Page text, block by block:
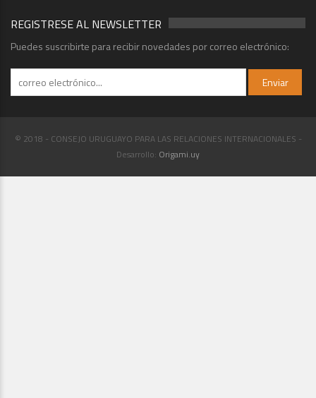
REGISTRESE AL NEWSLETTER
Puedes suscribirte para recibir novedades por correo electrónico:
© 2018 - CONSEJO URUGUAYO PARA LAS RELACIONES INTERNACIONALES -
Desarrollo: Origami.uy